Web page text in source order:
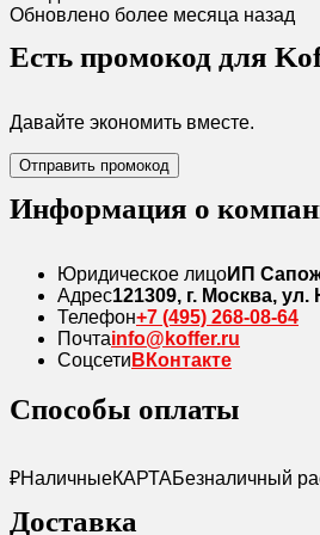
Обновлено более месяца назад
Есть промокод для
Давайте экономить вместе.
Отправить промокод
Информация о
Юридическое лицоИП
Адрес121309, г. Москва,
Телефон+7 (495) 268-08-64
Почтаinfo@koffer.ru
Соцсети ВКонтакте
Способы оплаты
₽НаличныеКАРТАБезналичный
Доставка